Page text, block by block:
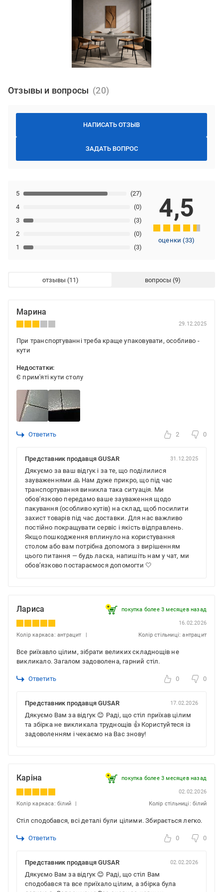
Отзывы и вопросы
НАПИСАТЬ ОТЗЫВ
ЗАДАТЬ ВОПРОС
1 (3)
2 (0)
3 (3)
4 (0)
5 (27)
4,5
оценки(33)
отзывы вопросы
Марина
29.12.2025
При транспортуванні треба краще упаковувати, особливо -
кути
Недостатки:
Є прим'яті кути столу
Ответить 2 0
Представник продавця GUSAR 31.12.2025
Дякуємо за ваш відгук і за те, що поділилися
зауваженнями 🙏 Нам дуже прикро, що під час
транспортування виникла така ситуація. Ми
обов’язково передамо ваше зауваження щодо
пакування (особливо кутів) на склад, щоб посилити
захист товарів під час доставки. Для нас важливо
постійно покращувати сервіс і якість відправлень.
Якщо пошкодження вплинуло на користування
столом або вам потрібна допомога з вирішенням
цього питання — будь ласка, напишіть нам у чат, ми
обов’язково постараємося допомогти 🤍
Лариса покупка более 3 месяцев назад
16.02.2026
Колір каркаса: антрацит
Колір стільниці: антрацит
Все риїхавло цілим, зібрати великих складнощів не
викликало. Загалом задоволена, гарний стіл.
Ответить 0 0
Представник продавця GUSAR 17.02.2026
Дякуємо Вам за відгук 😊 Раді, що стіл приїхав цілим
та збірка не викликала труднощів 👍 Користуйтеся із
задоволенням і чекаємо на Вас знову!
Каріна покупка более 3 месяцев назад
02.02.2026
Колір каркаса: білий
Колір стільниці: білий
Стіл сподобався, всі деталі були цілими. Збирається легко.
Ответить 0 0
Представник продавця GUSAR 02.02.2026
Дякуємо Вам за відгук 😊 Раді, що стіл Вам
сподобався та все приїхало цілим, а збірка була